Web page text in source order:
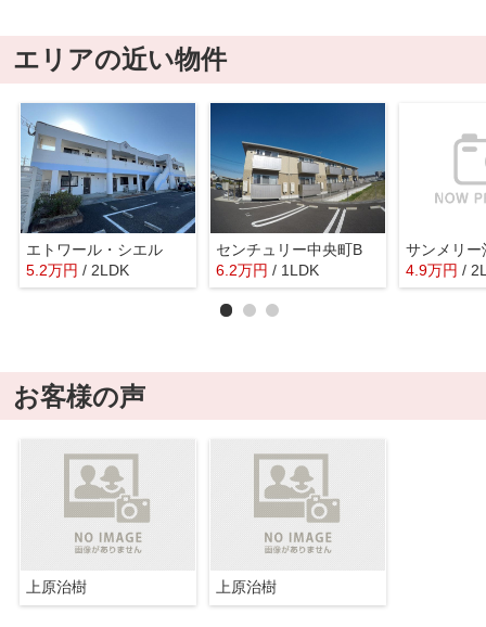
エリアの近い物件
エトワール・シエル
5.2万円 / 2LDK
センチュリー中央町B
6.2万円 / 1LDK
サンメリー
4.9万円 /
お客様の声
上原治樹 上原治樹